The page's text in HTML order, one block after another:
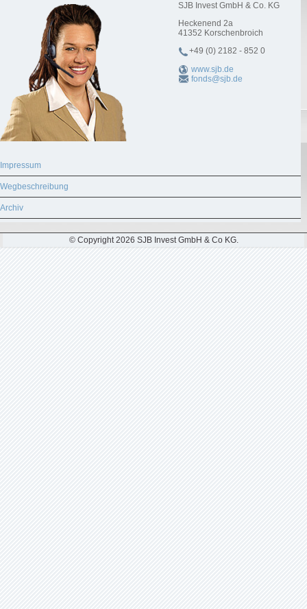
SJB Invest GmbH & Co. KG
Heckenend 2a
41352 Korschenbroich
+49 (0) 2182 - 852 0
www.sjb.de
fonds@sjb.de
Impressum
Wegbeschreibung
Archiv
© Copyright 2026 SJB Invest GmbH & Co KG.